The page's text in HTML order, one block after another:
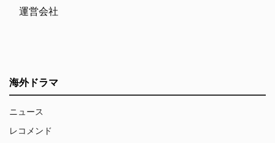
運営会社
海外ドラマ
ニュース
レコメンド